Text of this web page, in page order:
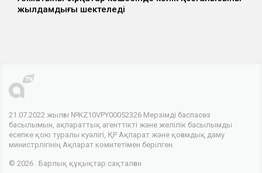
жылдамдығы шектеледі
21.07.2022 жылғы №KZ10VPY00052326 Мерзімді баспасөз
басылымын, ақпараттық агенттікті және желілік басылымды
есепке қою туралы куәлігі, ҚР Ақпарат және қоғамдық даму
министрлігінің Ақпарат комитетімен берілген.
© 2026 . Барлық құқықтар сақталған